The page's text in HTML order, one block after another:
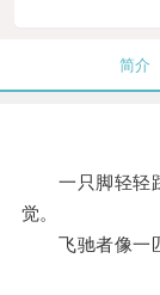
简介
一只脚轻轻踩
觉。
飞驰者像一匹